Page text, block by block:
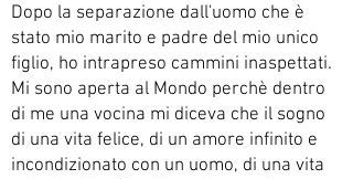
Dopo la separazione dall'uomo che è
stato mio marito e padre del mio unico
figlio, ho intrapreso cammini inaspettati.
Mi sono aperta al Mondo perchè dentro
di me una vocina mi diceva che il sogno
di una vita felice, di un amore infinito e
incondizionato con un uomo, di una vita